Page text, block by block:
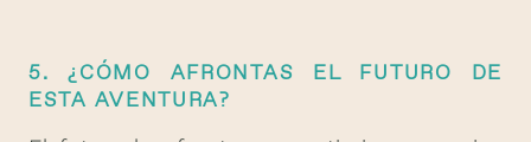
5. ¿CÓMO AFRONTAS EL FUTURO DE
ESTA AVENTURA?